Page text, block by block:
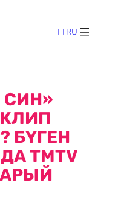
TTRU
СИН»
БҮГЕН
TMTV